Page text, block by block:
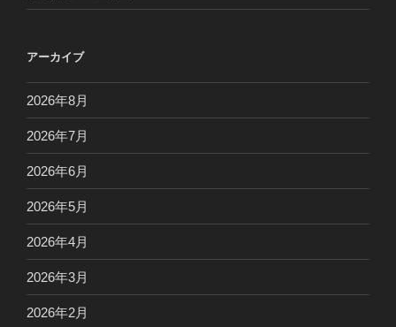
アーカイブ
2026年8月
2026年7月
2026年6月
2026年5月
2026年4月
2026年3月
2026年2月